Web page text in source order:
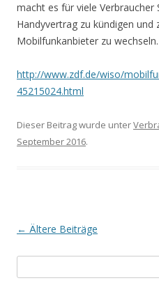
macht es für viele Verbraucher
Handyvertrag zu kündigen und
Mobilfunkanbieter zu wechseln.
http://www.zdf.de/wiso/
45215024.html
Dieser Beitrag wurde unter
September 2016.
Beitrags-
← Ältere Beiträge
u